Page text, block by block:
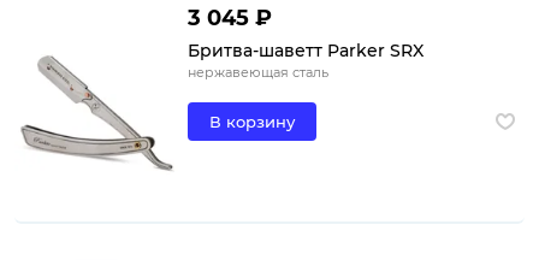
3 045 ₽
Бритва-шаветт Parker SRX
нержавеющая сталь
В корзину